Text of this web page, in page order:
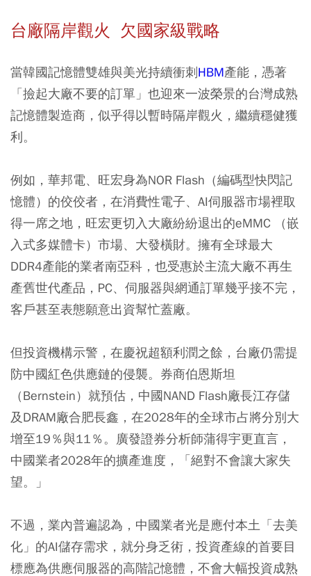
台廠隔岸觀火 欠國家級戰略
當韓國記憶體雙雄與美光持續衝刺HBM產能，憑著
「撿起大廠不要的訂單」也迎來一波榮景的台灣成熟
記憶體製造商，似乎得以暫時隔岸觀火，繼續穩健獲
利。
例如，華邦電、旺宏身為NOR Flash（編碼型快閃記
憶體）的佼佼者，在消費性電子、AI伺服器市場裡取
得一席之地，旺宏更切入大廠紛紛退出的eMMC （嵌
入式多媒體卡）市場、大發橫財。擁有全球最大
DDR4產能的業者南亞科，也受惠於主流大廠不再生
產舊世代產品，PC、伺服器與網通訂單幾乎接不完，
客戶甚至表態願意出資幫忙蓋廠。
但投資機構示警，在慶祝超額利潤之餘，台廠仍需提
防中國紅色供應鏈的侵襲。券商伯恩斯坦
（Bernstein）就預估，中國NAND Flash廠長江存儲
及DRAM廠合肥長鑫，在2028年的全球市占將分別大
增至19％與11％。廣發證券分析師蒲得宇更直言，
中國業者2028年的擴產進度，「絕對不會讓大家失
望。」
不過，業內普遍認為，中國業者光是應付本土「去美
化」的AI儲存需求，就分身乏術，投資產線的首要目
標應為供應伺服器的高階記憶體，不會大幅投資成熟